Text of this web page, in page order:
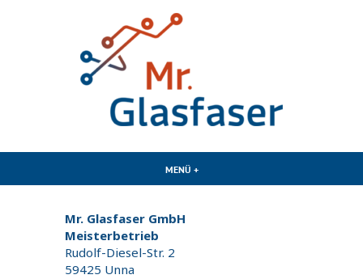
Wir bauen Netze.
Mikrocluster bis zum Großprojekt – Von Anfang bis zum Ende
mit Mr. Glasfaser.
MENÜ +AUFGEKLAPPT
ZUGEKLAPPT
Mr. Glasfaser GmbH
Meisterbetrieb
Rudolf-Diesel-Str. 2
59425 Unna